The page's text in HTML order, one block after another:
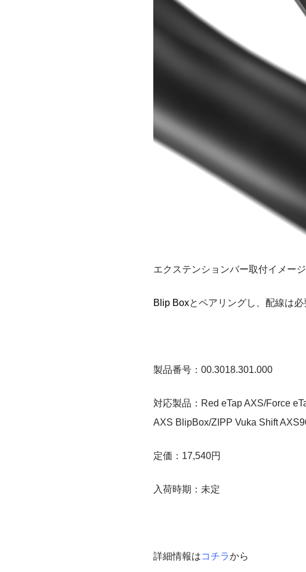
エクステンションバー取付イメージ
Blip Boxとペアリングし、配線は必
製品番号：00.3018.301.000
対応製品：Red eTap AXS/Force
AXS BlipBox/ZIPP Vuka Shift
定価：17,540円
入荷時期：未定
詳細情報はコチラから